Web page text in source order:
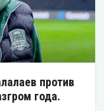
против
года.